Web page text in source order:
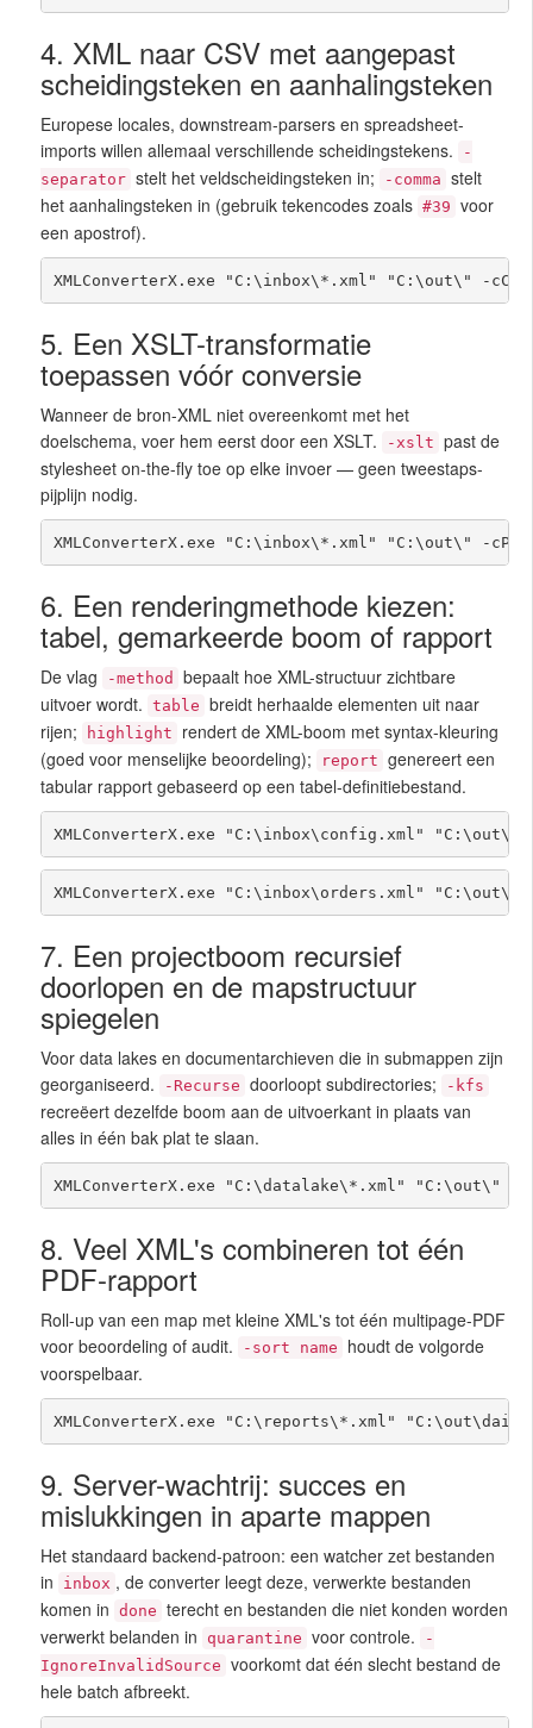
4. XML naar CSV met aangepast
scheidingsteken en aanhalingsteken
Europese locales, downstream-parsers en spreadsheet-
imports willen allemaal verschillende scheidingstekens.
-
separator stelt het veldscheidingsteken in; -comma stelt
het aanhalingsteken in (gebruik tekencodes zoals #39 voor
een apostrof).
XMLConverterX.exe "C:\inbox\*.xml" "C:\out\" -
5. Een XSLT-transformatie
toepassen vóór conversie
Wanneer de bron-XML niet overeenkomt met het
doelschema, voer hem eerst door een XSLT.
-xslt past de
stylesheet on-the-fly toe op elke invoer — geen tweestaps-
pijplijn nodig.
XMLConverterX.exe "C:\inbox\*.xml" "C:\out\" -
6. Een renderingmethode kiezen:
tabel, gemarkeerde boom of rapport
De vlag -method
bepaalt hoe XML-structuur zichtbare
uitvoer wordt.
table breidt herhaalde elementen uit naar
rijen;
highlight
rendert de XML-boom met syntax-kleuring
(goed voor menselijke beoordeling);
report genereert een
tabular rapport gebaseerd op een tabel-definitiebestand.
XMLConverterX.exe "C:\inbox\config.xml"
XMLConverterX.exe "C:\inbox\orders.xml"
7. Een projectboom recursief
doorlopen en de mapstructuur
spiegelen
Voor data lakes en documentarchieven die in submappen zijn
georganiseerd.
-Recurse doorloopt subdirectories; -kfs
recreëert dezelfde boom aan de uitvoerkant in plaats van
alles in één bak plat te slaan.
XMLConverterX.exe "C:\datalake\*.xml" "C:\out\" -
8. Veel XML's combineren tot één
PDF-rapport
Roll-up van een map met kleine XML's tot één multipage-PDF
voor beoordeling of audit.
-sort name
houdt de volgorde
voorspelbaar.
XMLConverterX.exe "C:\reports\*.xml"
9. Server-wachtrij: succes en
mislukkingen in aparte mappen
Het standaard backend-patroon: een watcher zet bestanden
in
inbox , de converter leegt deze, verwerkte bestanden
komen in
done terecht en bestanden die niet konden worden
verwerkt belanden in
quarantine voor controle.
-
IgnoreInvalidSource voorkomt dat één slecht bestand de
hele batch afbreekt.